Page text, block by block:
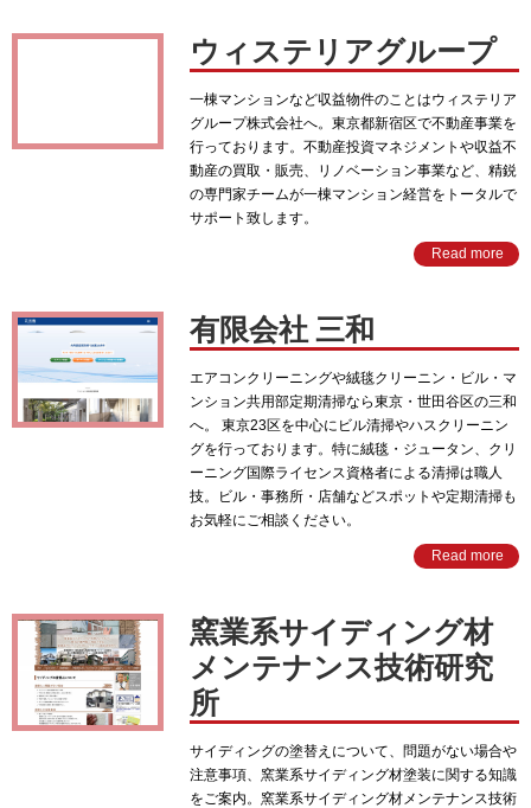
ウィステリアグループ
一棟マンションなど収益物件のことはウィステリア
グループ株式会社へ。東京都新宿区で不動産事業を
行っております。不動産投資マネジメントや収益不
動産の買取・販売、リノベーション事業など、精鋭
の専門家チームが一棟マンション経営をトータルで
サポート致します。
Read more
有限会社 三和
エアコンクリーニングや絨毯クリーニン・ビル・マ
ンション共用部定期清掃なら東京・世田谷区の三和
へ。 東京23区を中心にビル清掃やハスクリーニン
グを行っております。特に絨毯・ジュータン、クリ
ーニング国際ライセンス資格者による清掃は職人
技。ビル・事務所・店舗などスポットや定期清掃も
お気軽にご相談ください。
Read more
窯業系サイディング材
メンテナンス技術研究
所
サイディングの塗替えについて、問題がない場合や
注意事項、窯業系サイディング材塗装に関する知識
をご案内。窯業系サイディング材メンテナンス技術